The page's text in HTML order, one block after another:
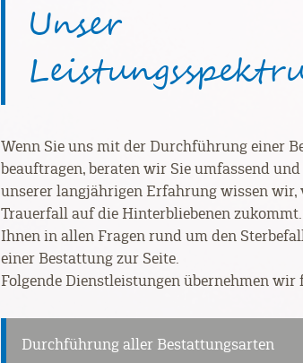
Unser
Wenn Sie uns mit der Durchführung einer
beauftragen, beraten wir Sie umfassend
unserer langjährigen Erfahrung wissen wir,
Trauerfall auf die Hinterbliebenen
Ihnen in allen Fragen rund um den
einer Bestattung zur Seite.
Folgende Dienstleistungen übernehmen wir
Durchführung aller Bestattungsarten